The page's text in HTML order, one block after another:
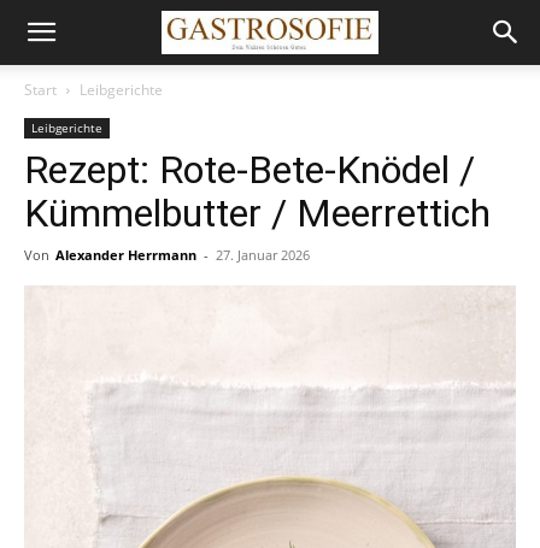
Start Leibgerichte
Leibgerichte
Rezept: Rote-Bete-Knödel /
Kümmelbutter / Meerrettich
Von Alexander Herrmann - 27. Januar 2026